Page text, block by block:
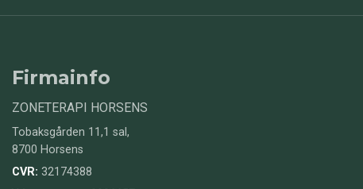
Firmainfo
ZONETERAPI HORSENS
Tobaksgården 11,1 sal,
8700 Horsens
CVR: 32174388